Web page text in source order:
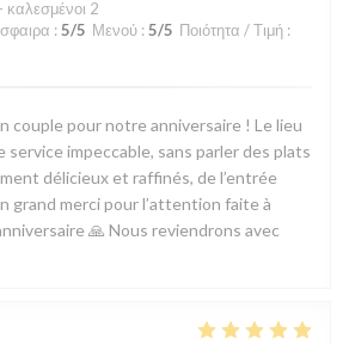
2
: 5/5 Μενού : 5/5 Ποιότητα / Τιμή :
couple pour notre anniversaire ! Le lieu
service impeccable, sans parler des plats
délicieux et raffinés, de l’entrée
grand merci pour l’attention faite à
🙏 Nous reviendrons avec